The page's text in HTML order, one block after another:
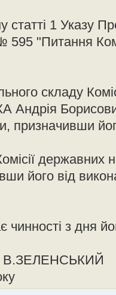
статті 1 Указу
595 "Питання
складу
Андрія
призначивши
державних
його від
з дня
В.ЗЕЛЕНСЬКИЙ